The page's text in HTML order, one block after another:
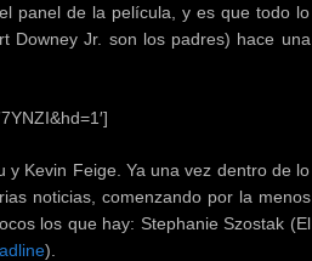
panel de la película, y es que todo lo
Downey Jr. son los padres) hace una
y Kevin Feige. Ya una vez dentro de lo
noticias, comenzando por la menos
los que hay: Stephanie Szostak (El
).